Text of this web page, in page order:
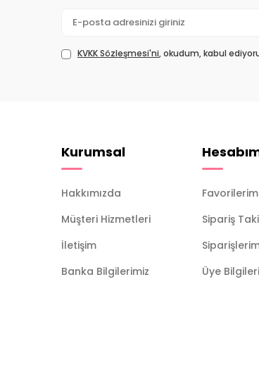
KVKK Sözleşmesi'ni, okudum, kabul
Kurumsal
Hakkımızda
Müşteri Hizmetleri
İletişim
Banka Bilgilerimiz
Favorilerim
Sipariş
Üye